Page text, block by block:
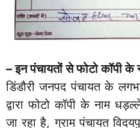
– इन पंचायतों से फोटो कॉपी के
डिंडौरी जनपद पंचायत के
द्वारा फोटो कॉपी के नाम
जा रहा है, ग्राम पंचायत